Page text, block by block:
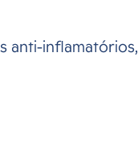
anti-inflamatórios,